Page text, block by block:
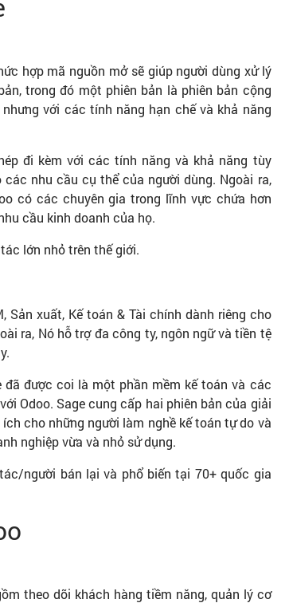
hợp mã nguồn mở sẽ giúp người dùng xử lý
trong đó một phiên bản là phiên bản cộng
với các tính năng hạn chế và khả năng
đi kèm với các tính năng và khả năng tùy
nhu cầu cụ thể của người dùng. Ngoài ra,
có các chuyên gia trong lĩnh vực chứa hơn
cầu kinh doanh của họ.
lớn nhỏ trên thế giới.
Sản xuất, Kế toán & Tài chính dành riêng cho
ra, Nó hỗ trợ đa công ty, ngôn ngữ và tiền tệ
được coi là một phần mềm kế toán và các
Odoo. Sage cung cấp hai phiên bản của giải
cho những người làm nghề kế toán tự do và
nghiệp vừa và nhỏ sử dụng.
người bán lại và phổ biến tại 70+ quốc gia
theo dõi khách hàng tiềm năng, quản lý cơ